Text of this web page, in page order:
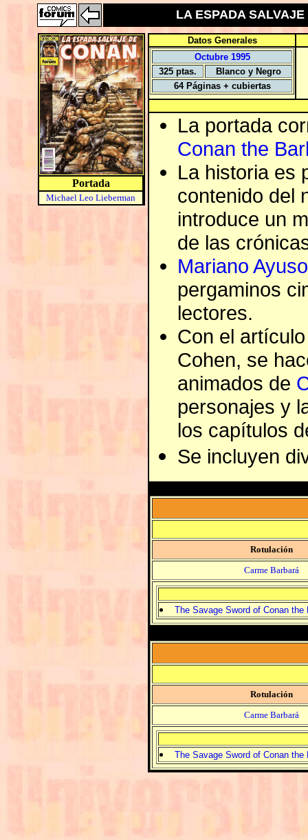
LA ESPADA
Portada
Michael Leo Lieberman
Datos Generales
Octubre 1995
325 ptas.
Blanco y Negro
64 Páginas + cubiertas
La portada
Conan the
La historia es
contenido del
introduce un
de las
Mariano Ayuso
pergaminos
lectores.
Con el
Cohen, se
animados de
personajes y
los capítulos
Se incluyen
Rotulación
Carme Barbará
The Savage Sword of Conan the
Rotulación
Carme Barbará
The Savage Sword of Conan the